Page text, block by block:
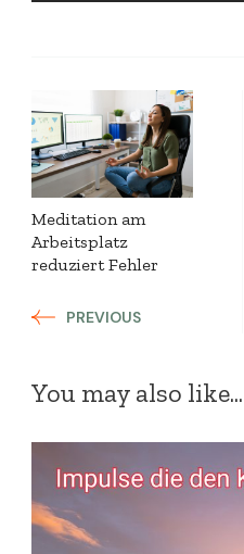
Post
Navigation
Meditation am
Arbeitsplatz
reduziert Fehler
PREVIOUS
You may also like...